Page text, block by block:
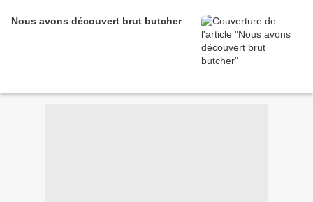
Nous avons découvert brut butcher